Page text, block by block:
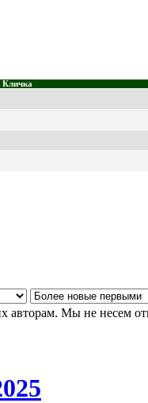
Кличка
авторам. Мы не несем